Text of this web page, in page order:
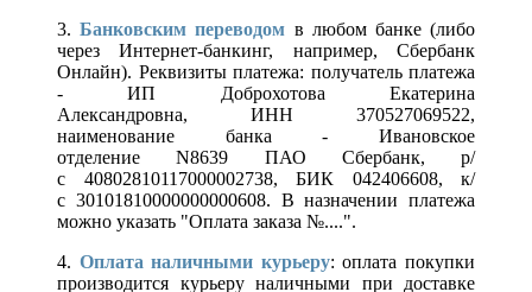
3.Банковским переводом в любом банке (либо
через Интернет-банкинг, например, Сбербанк
Онлайн). Реквизиты платежа: получатель платежа
- ИП Доброхотова Екатерина
Александровна, ИНН 370527069522,
наименование банка - Ивановское
отделение N8639 ПАО Сбербанк, р/
с 40802810117000002738, БИК 042406608, к/
с 30101810000000000608. В назначении платежа
можно указать "Оплата заказа №....".
4. Оплата наличными курьеру: оплата покупки
производится курьеру наличными при доставке